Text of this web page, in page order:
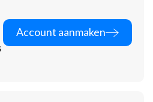
Account aanmaken